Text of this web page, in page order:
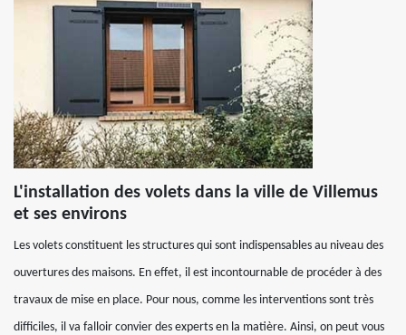
L'installation des volets dans la ville de Villemus
et ses environs
Les volets constituent les structures qui sont indispensables au niveau des
ouvertures des maisons. En effet, il est incontournable de procéder à des
travaux de mise en place. Pour nous, comme les interventions sont très
difficiles, il va falloir convier des experts en la matière. Ainsi, on peut vous